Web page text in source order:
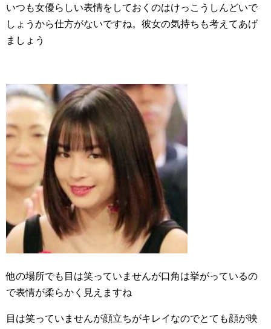
いつも女優らしい表情をしておくのはけっこうしんどいで
しょうから仕方がないですね。彼女の気持ちも考えてあげ
ましょう
他の場所でも目は笑っていませんが口角は挙がっているの
で表情が柔らかく見えますね
目は笑っていませんが顔立ちがキレイなのでとても顔が映